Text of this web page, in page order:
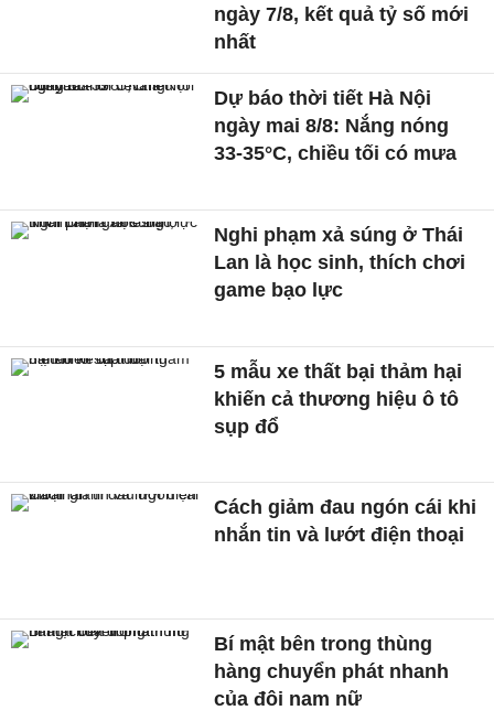
ngày 7/8, kết quả tỷ số mới
nhất
Dự báo thời tiết Hà Nội
ngày mai 8/8: Nắng nóng
33-35°C, chiều tối có mưa
Nghi phạm xả súng ở Thái
Lan là học sinh, thích chơi
game bạo lực
5 mẫu xe thất bại thảm hại
khiến cả thương hiệu ô tô
sụp đổ
Cách giảm đau ngón cái khi
nhắn tin và lướt điện thoại
Bí mật bên trong thùng
hàng chuyển phát nhanh
của đôi nam nữ